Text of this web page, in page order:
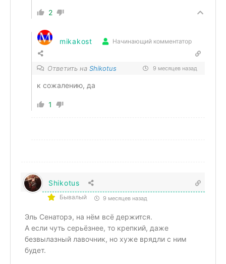
2
mikakost Начинающий комментатор
Ответить на Shikotus 9 месяцев назад
к сожалению, да
1
Shikotus
Бывалый 9 месяцев назад
Эль Сенаторэ, на нём всё держится.
А если чуть серьёзнее, то крепкий, даже
безвылазный лавочник, но хуже врядли с ним
будет.